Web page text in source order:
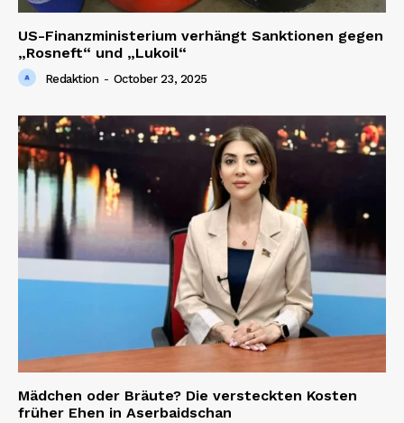
US-Finanzministerium verhängt Sanktionen gegen
„Rosneft“ und „Lukoil“
Redaktion - October 23, 2025
Mädchen oder Bräute? Die versteckten Kosten
früher Ehen in Aserbaidschan